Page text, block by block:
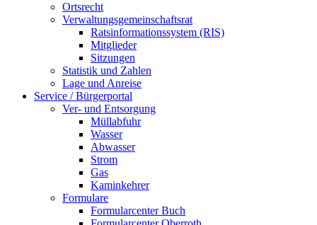
Ortsrecht
Verwaltungsgemeinschaftsrat
Ratsinformationssystem (RIS)
Mitglieder
Sitzungen
Statistik und Zahlen
Lage und Anreise
Service / Bürgerportal
Ver- und Entsorgung
Müllabfuhr
Wasser
Abwasser
Strom
Gas
Kaminkehrer
Formulare
Formularcenter Buch